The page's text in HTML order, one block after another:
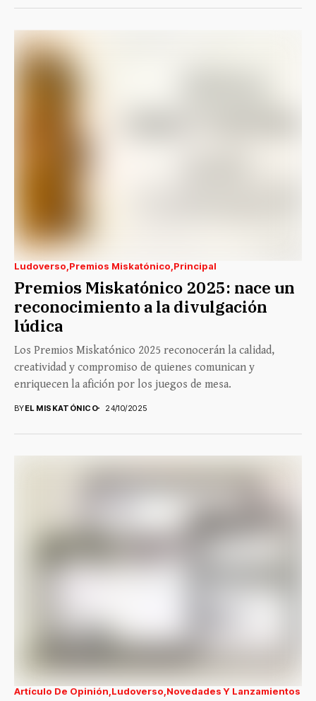
Ludoverso Premios Miskatónico Principal
Premios Miskatónico 2025: nace un
reconocimiento a la divulgación
lúdica
Los Premios Miskatónico 2025 reconocerán la calidad,
creatividad y compromiso de quienes comunican y
enriquecen la afición por los juegos de mesa.
BYEL MISKATÓNICO 24/10/2025
Artículo De Opinión Ludoverso Novedades Y Lanzamientos